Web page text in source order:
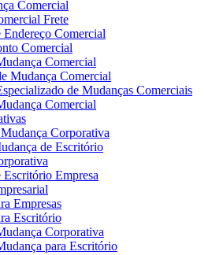
Comercial
Frete
Endereço Comercial
Comercial
Comercial
Mudança Comercial
de Mudanças Comerciais
Comercial
Corporativa
de Escritório
Escritório Empresa
Empresas
Escritório
Corporativa
para Escritório